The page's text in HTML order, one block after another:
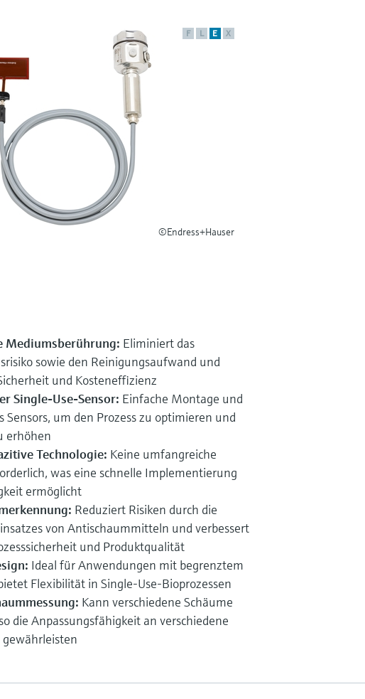
F L E X
©Endress+Hauser
Mediumsberührung: Eliminiert das
sowie den Reinigungsaufwand und
und Kosteneffizienz
Single-Use-Sensor: Einfache Montage und
Sensors, um den Prozess zu optimieren und
erhöhen
Technologie: Keine umfangreiche
was eine schnelle Implementierung
ermöglicht
Reduziert Risiken durch die
von Antischaummitteln und verbessert
und Produktqualität
Ideal für Anwendungen mit begrenztem
Flexibilität in Single-Use-Bioprozessen
Kann verschiedene Schäume
die Anpassungsfähigkeit an verschiedene